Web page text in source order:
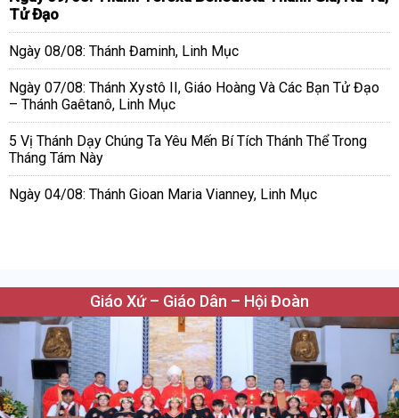
Tử Đạo
Ngày 08/08: Thánh Đaminh, Linh Mục
Ngày 07/08: Thánh Xystô II, Giáo Hoàng Và Các Bạn Tử Đạo
– Thánh Gaêtanô, Linh Mục
5 Vị Thánh Dạy Chúng Ta Yêu Mến Bí Tích Thánh Thể Trong
Tháng Tám Này
Ngày 04/08: Thánh Gioan Maria Vianney, Linh Mục
Giáo Xứ – Giáo Dân – Hội Đoàn